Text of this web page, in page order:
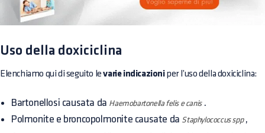
Uso della doxiciclina
Elenchiamo qui di seguito levarie indicazioniper l’uso della doxiciclina:
Bartonellosi causata da Haemobartonella felis e canis.
Polmonite e broncopolmonite causate da Staphylococcus spp,